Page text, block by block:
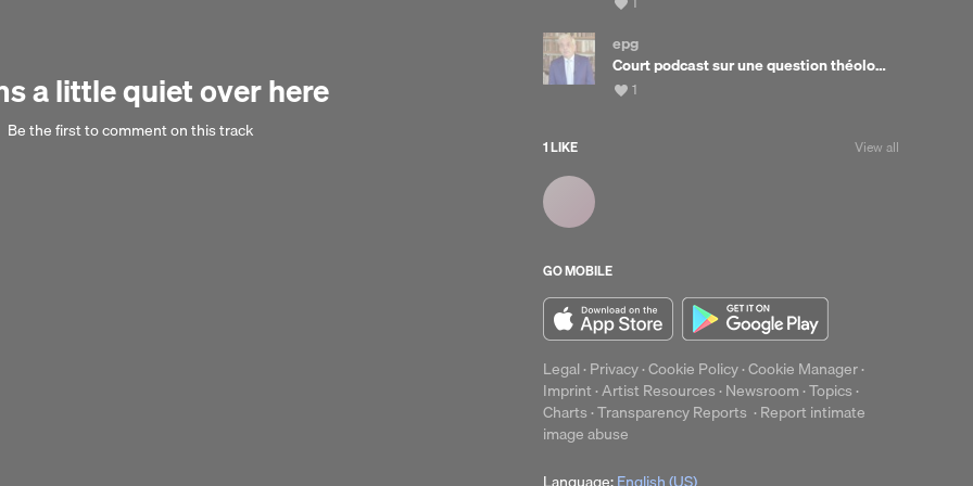
a little quiet over here
Be the first to comment on this track
likes
epg
Court podcast sur une question théologique ou biblique
View
1
1 LIKE View all
GO MOBILE
Legal·Privacy·Cookie Policy·Cookie Manager·
Imprint·Artist Resources·Newsroom·Topics·
Charts·Transparency Reports ·Report intimate
image abuse